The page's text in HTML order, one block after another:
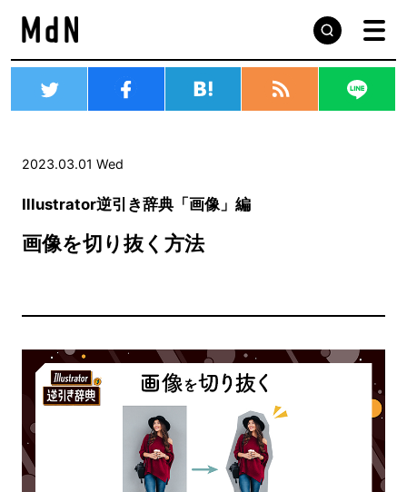
2023.03.01 Wed
Illustrator逆引き辞典「画像」編
画像を切り抜く方法